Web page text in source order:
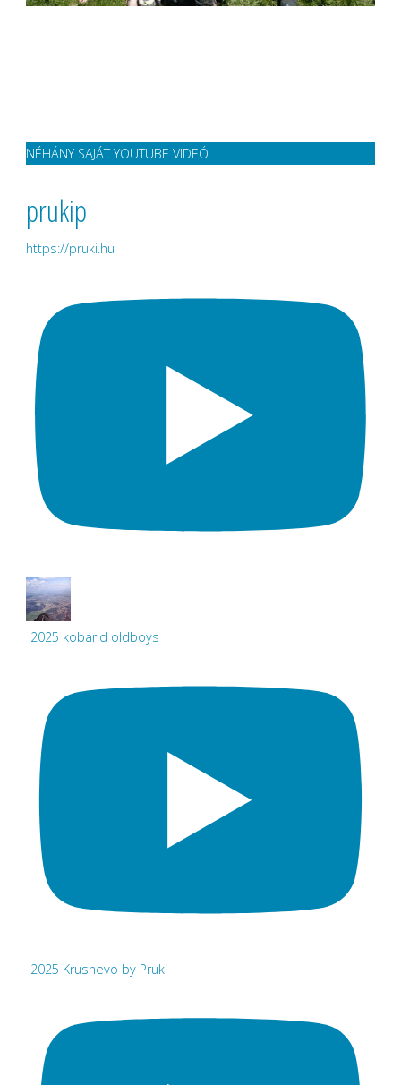
NÉHÁNY SAJÁT YOUTUBE VIDEÓ
prukip
https://pruki.hu
2025 kobarid oldboys
2025 Krushevo by Pruki